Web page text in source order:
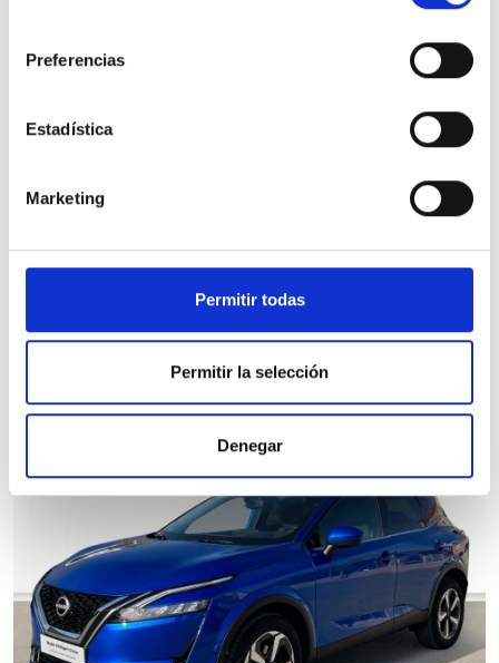
Preferencias
Estadística
Marketing
Permitir todas
Permitir la selección
Denegar
DIG-T 116kW Xtronic N-Connecta
Segunda mano